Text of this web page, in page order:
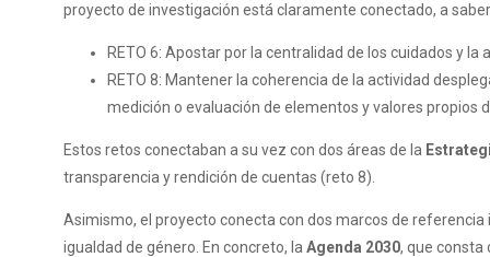
proyecto de investigación está claramente conectado, a
RETO 6: Apostar por la centralidad de los cuidados y
RETO 8: Mantener la coherencia de la actividad
medición o evaluación de elementos y valores propios
Estos retos conectaban a su vez con dos áreas de la
transparencia y rendición de cuentas (reto 8).
Asimismo, el proyecto conecta con dos marcos de
igualdad de género. En concreto, la Agenda 2030, que consta